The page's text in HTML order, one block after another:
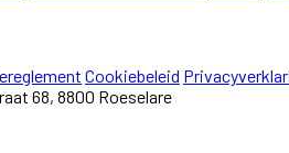
Cookiebeleid
68, 8800 Roeselare